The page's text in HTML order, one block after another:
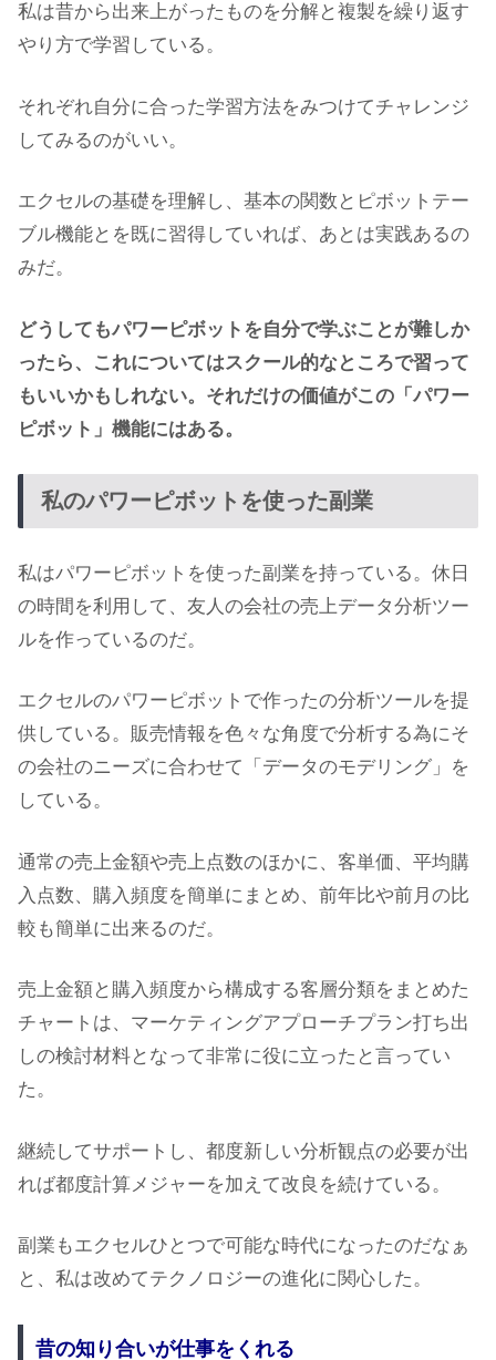
私は昔から出来上がったものを分解と複製を繰り返す
やり方で学習している。
それぞれ自分に合った学習方法をみつけてチャレンジ
してみるのがいい。
エクセルの基礎を理解し、基本の関数とピボットテー
ブル機能とを既に習得していれば、あとは実践あるの
みだ。
どうしてもパワーピボットを自分で学ぶことが難しか
ったら、これについてはスクール的なところで習って
もいいかもしれない。それだけの価値がこの「パワー
ピボット」機能にはある。
私のパワーピボットを使った副業
私はパワーピボットを使った副業を持っている。休日
の時間を利用して、友人の会社の売上データ分析ツー
ルを作っているのだ。
エクセルのパワーピボットで作ったの分析ツールを提
供している。販売情報を色々な角度で分析する為にそ
の会社のニーズに合わせて「データのモデリング」を
している。
通常の売上金額や売上点数のほかに、客単価、平均購
入点数、購入頻度を簡単にまとめ、前年比や前月の比
較も簡単に出来るのだ。
売上金額と購入頻度から構成する客層分類をまとめた
チャートは、マーケティングアプローチプラン打ち出
しの検討材料となって非常に役に立ったと言ってい
た。
継続してサポートし、都度新しい分析観点の必要が出
れば都度計算メジャーを加えて改良を続けている。
副業もエクセルひとつで可能な時代になったのだなぁ
と、私は改めてテクノロジーの進化に関心した。
昔の知り合いが仕事をくれる